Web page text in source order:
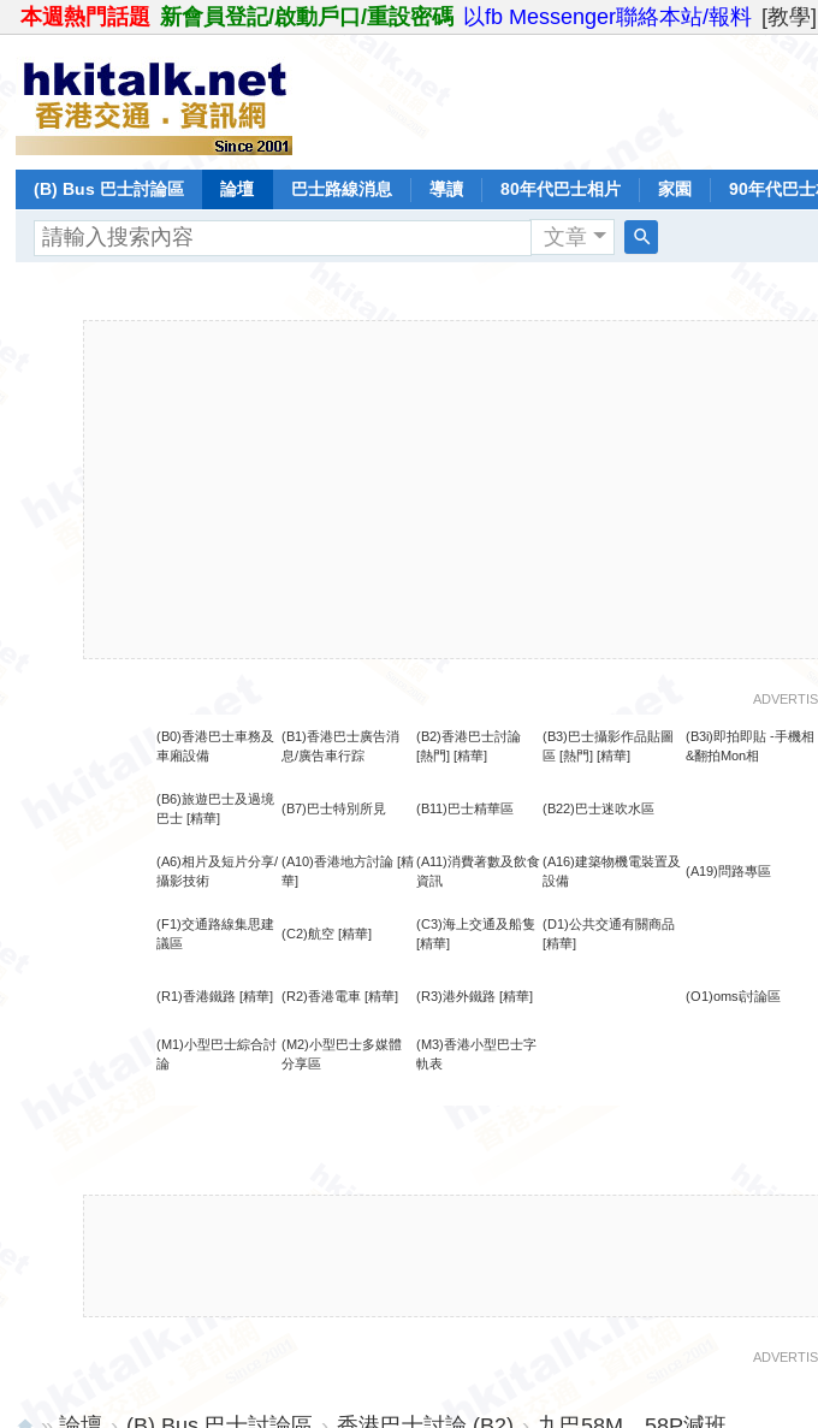
本週熱門話題 新會員登記/啟動戶口/重設密碼 以fb Messenger聯絡本站/報料 [教學
(B) Bus 巴士討論區 論壇 巴士路線消息 導讀 80年代巴士相片 家園 90年代巴
文章
(B0)香港巴士車務及
車廂設備
(B1)香港巴士廣告消
息/廣告車行踪
(B2)香港巴士討論
[熱門] [精華]
(B3)巴士攝影作品貼圖
區 [熱門] [精華]
(B3i)即拍即貼 -手機相
&翻拍Mon相
(B6)旅遊巴士及過境
巴士 [精華]
(B7)巴士特別所見 (B11)巴士精華區 (B22)巴士迷吹水區
(A6)相片及短片分享/
攝影技術
(A10)香港地方討論 [精
華]
(A11)消費著數及飲食
資訊
(A16)建築物機電裝置及
設備
(A19)問路專區
(F1)交通路線集思建
議區
(C2)航空 [精華]
(C3)海上交通及船隻
[精華]
(D1)公共交通有關商品
[精華]
(R1)香港鐵路 [精華] (R2)香港電車 [精華] (R3)港外鐵路 [精華] (O1)omsi討論區
(M1)小型巴士綜合討
論
(M2)小型巴士多媒體
分享區
(M3)香港小型巴士字
軌表